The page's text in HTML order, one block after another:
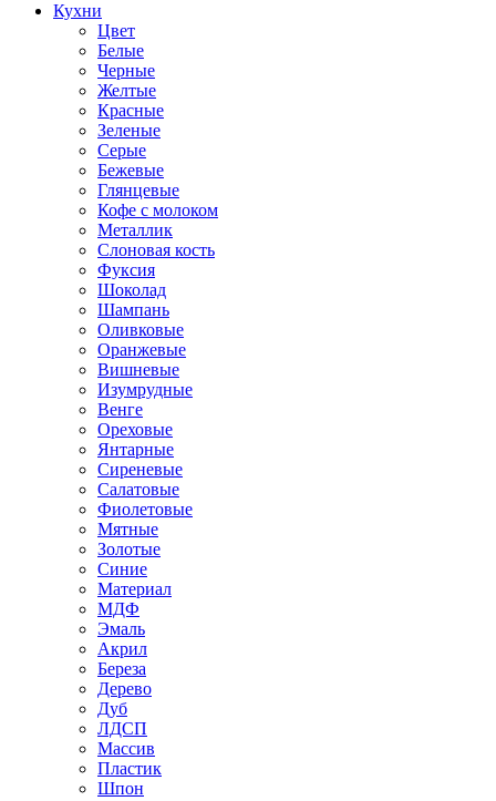
Кухни
Цвет
Белые
Черные
Желтые
Красные
Зеленые
Серые
Бежевые
Глянцевые
Кофе с молоком
Металлик
Слоновая кость
Фуксия
Шоколад
Шампань
Оливковые
Оранжевые
Вишневые
Изумрудные
Венге
Ореховые
Янтарные
Сиреневые
Салатовые
Фиолетовые
Мятные
Золотые
Синие
Материал
МДФ
Эмаль
Акрил
Береза
Дерево
Дуб
ЛДСП
Массив
Пластик
Шпон